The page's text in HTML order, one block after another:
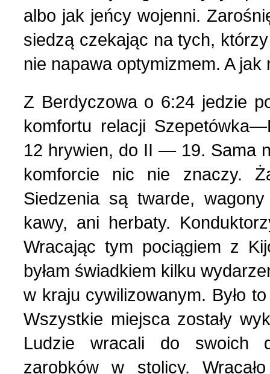
Polityka (10)
Polski biznes w
Pomoc charytatywna (1)
Prezentacja (5)
Realia ukraińskie (17)
Rocznice (1)
Spotkania (1)
Strona poetycka (1)
Strona religijna (18)
4 (143) 2020 r. (1)
3 (142) 2020 r. (3)
2 (141) 2020 r. (2)
albo jak jeńcy wojenni.
siedzą czekając na tych,
nie napawa optymizmem. A
Z Berdyczowa o 6:24 jedzie
komfortu relacji
12 hrywien, do II — 19. Sama
komforcie nic nie znaczy.
Siedzenia są twarde,
kawy, ani herbaty.
Wracając tym pociągiem z
byłam świadkiem kilku
w kraju cywilizowanym. Było
Wszystkie miejsca zostały
Ludzie wracali do swoich
zarobków w stolicy.